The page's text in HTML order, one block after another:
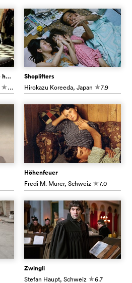
Mais im Bundeshuus: le génie helvétique
c7.4
Shoplifters
Hirokazu Koreeda, Japan c7.9
Höhenfeuer
Fredi M. Murer, Schweiz c7.0
Zwingli
Stefan Haupt, Schweiz c6.7